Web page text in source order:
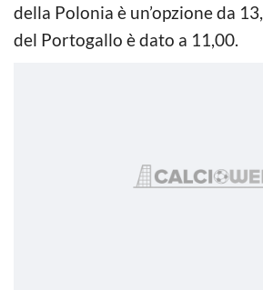
della Polonia è un’opzione da
del Portogallo è dato a 11,00.